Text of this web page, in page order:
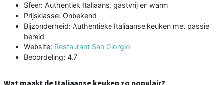
Sfeer: Authentiek Italiaans, gastvrij en warm
Prijsklasse: Onbekend
Bijzonderheid: Authentieke Italiaanse keuken met passie
bereid
Website: Restaurant San Giorgio
Beoordeling: 4.7
Wat maakt de Italiaanse keuken zo populair?